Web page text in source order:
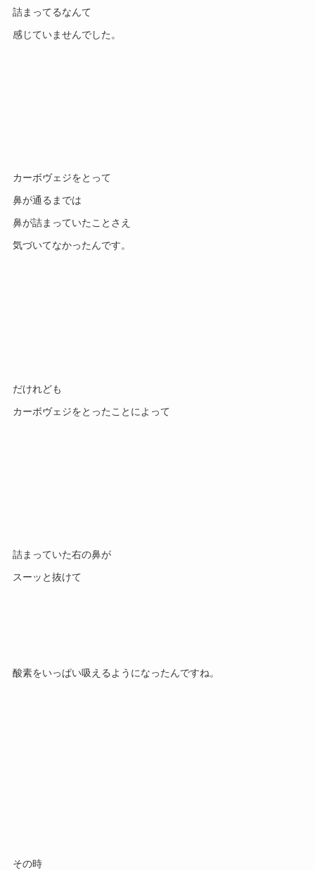
詰まってるなんて
感じていませんでした。
カーボヴェジをとって
鼻が通るまでは
鼻が詰まっていたことさえ
気づいてなかったんです。
だけれども
カーボヴェジをとったことによって
詰まっていた右の鼻が
スーッと抜けて
酸素をいっぱい吸えるようになったんですね。
その時